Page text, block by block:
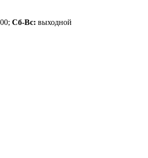
Сб-Вс: выходной